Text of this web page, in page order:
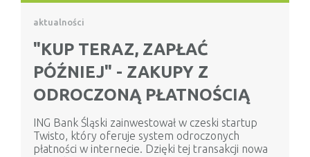
aktualności
"KUP TERAZ, ZAPŁAĆ
PÓŹNIEJ" - ZAKUPY Z
ODROCZONĄ PŁATNOŚCIĄ
ING Bank Śląski zainwestował w czeski startup
Twisto, który oferuje system odroczonych
płatności w internecie. Dzięki tej transakcji nowa